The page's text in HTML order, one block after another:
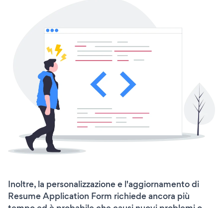
Inoltre, la personalizzazione e l'aggiornamento di
Resume Application Form richiede ancora più